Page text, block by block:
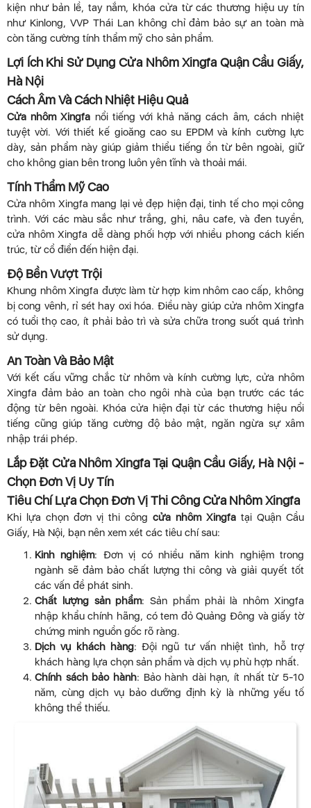
kiện như bản lề, tay nắm, khóa cửa từ các thương hiệu uy tín
như Kinlong, VVP Thái Lan không chỉ đảm bảo sự an toàn mà
còn tăng cường tính thẩm mỹ cho sản phẩm.
Lợi Ích Khi Sử Dụng Cửa Nhôm Xingfa Quận Cầu Giấy,
Hà Nội
Cách Âm Và Cách Nhiệt Hiệu Quả
Cửa nhôm Xingfa nổi tiếng với khả năng cách âm, cách nhiệt
tuyệt vời. Với thiết kế gioăng cao su EPDM và kính cường lực
dày, sản phẩm này giúp giảm thiểu tiếng ồn từ bên ngoài, giữ
cho không gian bên trong luôn yên tĩnh và thoải mái.
Tính Thẩm Mỹ Cao
Cửa nhôm Xingfa mang lại vẻ đẹp hiện đại, tinh tế cho mọi công
trình. Với các màu sắc như trắng, ghi, nâu cafe, và đen tuyền,
cửa nhôm Xingfa dễ dàng phối hợp với nhiều phong cách kiến
trúc, từ cổ điển đến hiện đại.
Độ Bền Vượt Trội
Khung nhôm Xingfa được làm từ hợp kim nhôm cao cấp, không
bị cong vênh, rỉ sét hay oxi hóa. Điều này giúp cửa nhôm Xingfa
có tuổi thọ cao, ít phải bảo trì và sửa chữa trong suốt quá trình
sử dụng.
An Toàn Và Bảo Mật
Với kết cấu vững chắc từ nhôm và kính cường lực, cửa nhôm
Xingfa đảm bảo an toàn cho ngôi nhà của bạn trước các tác
động từ bên ngoài. Khóa cửa hiện đại từ các thương hiệu nổi
tiếng cũng giúp tăng cường độ bảo mật, ngăn ngừa sự xâm
nhập trái phép.
Lắp Đặt Cửa Nhôm Xingfa Tại Quận Cầu Giấy, Hà Nội -
Chọn Đơn Vị Uy Tín
Tiêu Chí Lựa Chọn Đơn Vị Thi Công Cửa Nhôm Xingfa
Khi lựa chọn đơn vị thi công cửa nhôm Xingfa tại Quận Cầu
Giấy, Hà Nội, bạn nên xem xét các tiêu chí sau:
Kinh nghiệm: Đơn vị có nhiều năm kinh nghiệm trong
ngành sẽ đảm bảo chất lượng thi công và giải quyết tốt
các vấn đề phát sinh.
Chất lượng sản phẩm: Sản phẩm phải là nhôm Xingfa
nhập khẩu chính hãng, có tem đỏ Quảng Đông và giấy tờ
chứng minh nguồn gốc rõ ràng.
Dịch vụ khách hàng: Đội ngũ tư vấn nhiệt tình, hỗ trợ
khách hàng lựa chọn sản phẩm và dịch vụ phù hợp nhất.
Chính sách bảo hành: Bảo hành dài hạn, ít nhất từ 5-10
năm, cùng dịch vụ bảo dưỡng định kỳ là những yếu tố
không thể thiếu.